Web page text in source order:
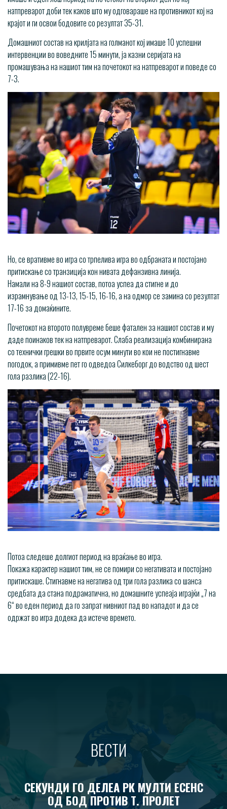
натпреварот доби тек каков што му одговараше на противникот кој на
крајот и ги освои бодовите со резултат 35-31.
Домашниот состав на крилјата на голманот кој имаше 10 успешни
интервенции во воведните 15 минути, ја казни серијата на
промашувања на нашиот тим на почетокот на натпреварот и поведе со
7-3.
Но, се вративме во игра со трпелива игра во одбраната и постојано
притискање со транзиција кон нивата дефанзивна линија.
Намали на 8-9 нашиот состав, потоа успеа да стигне и до
израмнување од 13-13, 15-15, 16-16, а на одмор се замина со резултат
17-16 за домаќините.
Почетокот на второто полувреме беше фатален за нашиот состав и му
даде поинаков тек на натпреварот. Слаба реализација комбинирана
со технички грешки во првите осум минути во кои не постигнавме
погодок, а примивме пет го одведоа Силкеборг до водство од шест
гола разлика (22-16).
Потоа следеше долгиот период на враќање во игра.
Покажа карактер нашиот тим, не се помири со негативата и постојано
притискаше. Стигнавме на негатива од три гола разлика со шанса
средбата да стана подраматична, но домашните успеаја играјќи „7 на
6“ во еден период да го запрат нивниот пад во нападот и да се
одржат во игра додека да истече времето.
ВЕСТИ
СЕКУНДИ ГО ДЕЛЕА РК МУЛТИ ЕСЕНС
ОД БОД ПРОТИВ Т. ПРОЛЕТ